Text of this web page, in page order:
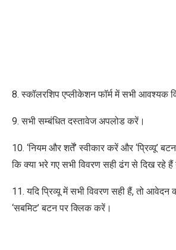
8. स्कॉलरशिप एप्लीकेशन फॉर्म में सभी आवश्यक
9. सभी सम्बंधित दस्तावेज अपलोड करें।
10. ‘नियम और शर्तें’ स्वीकार करें और ‘प्रिव्यू’
कि क्या भरे गए सभी विवरण सही ढंग से दिख रहे हैं
11. यदि प्रिव्यू में सभी विवरण सही हैं, तो आवेदन
‘सबमिट’ बटन पर क्लिक करें।